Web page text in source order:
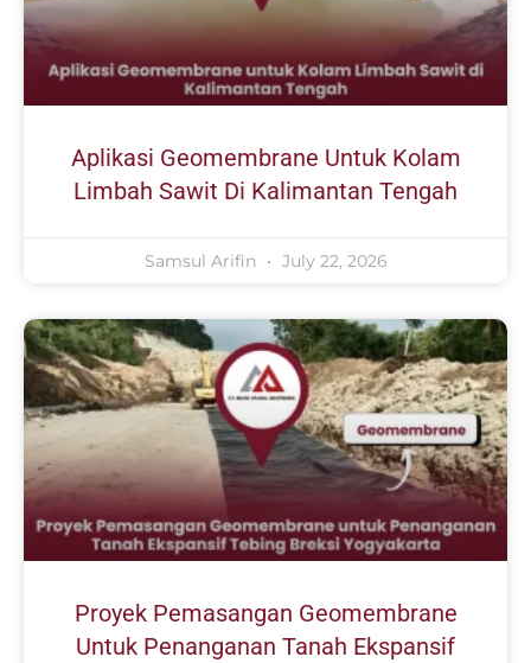
Aplikasi Geomembrane Untuk Kolam
Limbah Sawit Di Kalimantan Tengah
Samsul Arifin July 22, 2026
Proyek Pemasangan Geomembrane
Untuk Penanganan Tanah Ekspansif